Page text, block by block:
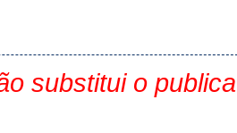
substitui o